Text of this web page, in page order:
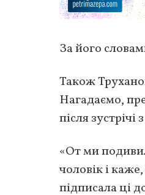
За його
Також
Нагадаємо,
після
«От ми
чоловік і
підписала ці